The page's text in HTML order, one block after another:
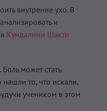
внутренне ухо. В
и
Кундалини Шакти
может стать
нашли то, что искали,
учеником в этом